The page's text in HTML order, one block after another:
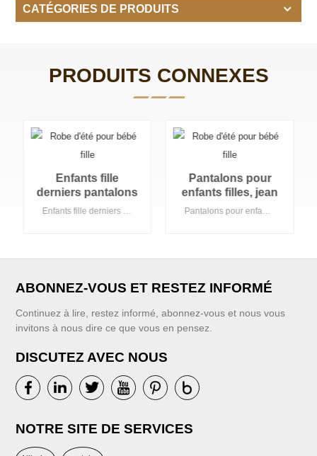
CATÉGORIES DE PRODUITS
PRODUITS CONNEXES
Pantalons pour
enfants filles, jean
à la mode, couleur
blanc noir
VOIR PLUS
OEM et ODM
personnalisé en
gros rose coton
ABONNEZ-VOUS ET RESTEZ INFORMÉ
Continuez à lire, restez informé, abonnez-vous et nous vous
invitons à nous dire ce que vous en pensez.
DISCUTEZ AVEC NOUS
NOTRE SITE DE SERVICES